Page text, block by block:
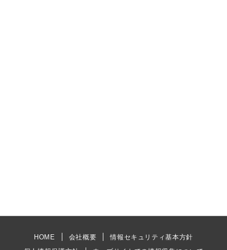
HOME 会社概要
情報セキュリティ基本方針